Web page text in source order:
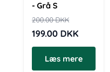
- Grå S
200.00DKK
199.00 DKK
Læs mere